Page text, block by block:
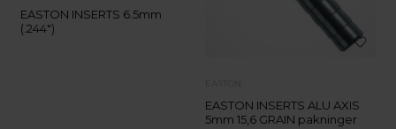
EASTON INSERTS 6.5mm
(.244")
EASTON INSERTS ALU AXIS
5mm 15,6 GRAIN pakninger